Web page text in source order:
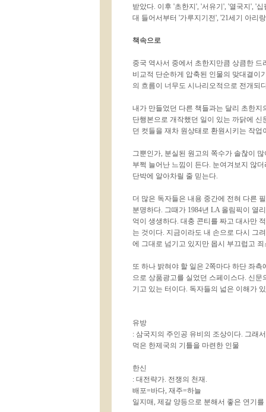
받았다. 이후 '초한지', '서유기', '열국지', '
대 들어서부터 '가루지기전', '21세기 아리
책속으로
중국 역사서 중에서 초한지만큼 상큼한
비교적 단순하게 압축된 인물의 맞대결이
의 흐름이 너무도 시나리오적으로 전개되
내가 만들었던 다른 책들과는 달리 초한
단행본으로 개작했던 일이 있는 까닭에
던 컷들을 재차 원상태로 환원시키는 작업
그뿐인가, 분실된 원고의 쪽수가 솔찮이
부쩍 늘어난 느낌이 든다. 눈여겨보지 않
단박에 알아차릴 줄 믿는다.
더 많은 독자들은 내용 중간에 전혀 다른
분명하다. 그때가 1984년 LA 올림픽이 열
억이 생생하다. 대충 콘티를 짜고 대사만
는 것이다. 지금이라도 내 손으로 다시 그
에 그대로 넘기고 있지만 몹시 부끄럽고
또 하나 밝혀야 할 일은 2쪽마다 하단 좌
으로 상품광고를 실었던 스페이스다. 신
기고 있는 터이다. 독자들의 넓은 이해가
유방
: 삼국지의 주인공 유비의 조상이다. 그래
먹은 한제국의 기틀을 마련한 인물
한신
: 대전략가. 전쟁의 천재.
배포=바다, 재주=하늘
일지매, 제갈 양등으로 분해서 좋은 연기